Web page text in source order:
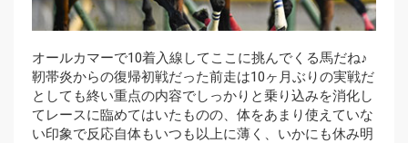
オールカマーで10着入線してここに挑んでくる馬だね♪
靭帯炎からの復帰初戦だった前走は10ヶ月ぶりの実戦だ
としても終い重点の内容でしっかりと乗り込みを消化し
てレースに臨めてはいたものの、体をあまり使えていな
い印象で反応自体もいつも以上に薄く、いかにも休み明